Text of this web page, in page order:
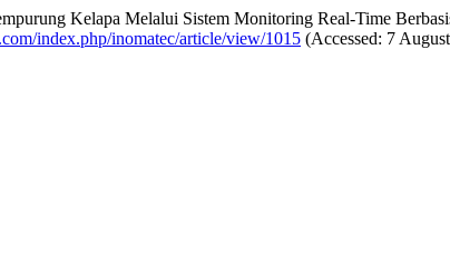
Kelapa Melalui Sistem Monitoring Real-Time
index.php/inomatec/article/view/1015 (Accessed: 7